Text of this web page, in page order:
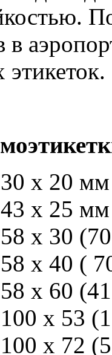
30 x 20
х 25
х 30
х 40 (
х 60
х 53
х 72